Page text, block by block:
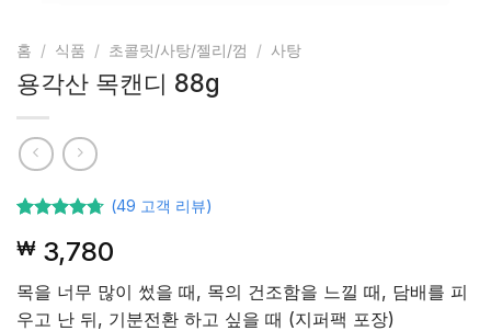
홈 / 식품 / 초콜릿/사탕/젤리/껌 / 사탕
용각산 목캔디 88g
기준으로
5점 중
4.71 점을
받았습니
다.
(49 고객 리뷰)
₩ 3,780
목을 너무 많이 썼을 때, 목의 건조함을 느낄 때, 담배를 피
우고 난 뒤, 기분전환 하고 싶을 때 (지퍼팩 포장)